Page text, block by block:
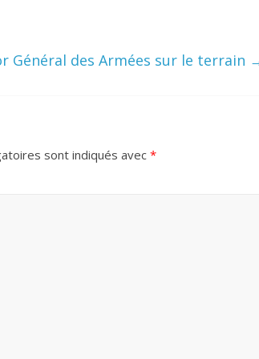
Général des Armées sur le terrain
sont indiqués avec*